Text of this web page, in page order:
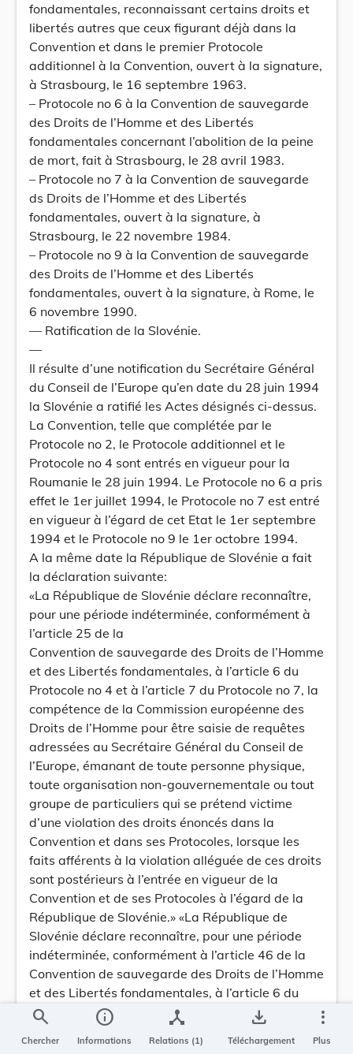
fondamentales, reconnaissant certains droits et
libertés autres que ceux figurant déjà dans la
Convention et dans le premier Protocole
additionnel à la Convention, ouvert à la signature,
à Strasbourg, le 16 septembre 1963.
– Protocole no 6 à la Convention de sauvegarde
des Droits de l’Homme et des Libertés
fondamentales concernant l’abolition de la peine
de mort, fait à Strasbourg, le 28 avril 1983.
– Protocole no 7 à la Convention de sauvegarde
ds Droits de l’Homme et des Libertés
fondamentales, ouvert à la signature, à
Strasbourg, le 22 novembre 1984.
– Protocole no 9 à la Convention de sauvegarde
des Droits de l’Homme et des Libertés
fondamentales, ouvert à la signature, à Rome, le
6 novembre 1990.
— Ratification de la Slovénie.
—
Il résulte d’une notification du Secrétaire Général
du Conseil de l’Europe qu’en date du 28 juin 1994
la Slovénie a ratifié les Actes désignés ci-dessus.
La Convention, telle que complétée par le
Protocole no 2, le Protocole additionnel et le
Protocole no 4 sont entrés en vigueur pour la
Roumanie le 28 juin 1994. Le Protocole no 6 a pris
effet le 1er juillet 1994, le Protocole no 7 est entré
en vigueur à l’égard de cet Etat le 1er septembre
1994 et le Protocole no 9 le 1er octobre 1994.
A la même date la République de Slovénie a fait
la déclaration suivante:
«La République de Slovénie déclare reconnaître,
pour une période indéterminée, conformément à
l’article 25 de la
Convention de sauvegarde des Droits de l’Homme
et des Libertés fondamentales, à l’article 6 du
Protocole no 4 et à l’article 7 du Protocole no 7, la
compétence de la Commission européenne des
Droits de l’Homme pour être saisie de requêtes
adressées au Secrétaire Général du Conseil de
l’Europe, émanant de toute personne physique,
toute organisation non-gouvernementale ou tout
groupe de particuliers qui se prétend victime
d’une violation des droits énoncés dans la
Convention et dans ses Protocoles, lorsque les
faits afférents à la violation alléguée de ces droits
sont postérieurs à l’entrée en vigueur de la
Convention et de ses Protocoles à l’égard de la
République de Slovénie.» «La République de
Slovénie déclare reconnaître, pour une période
indéterminée, conformément à l’article 46 de la
Convention de sauvegarde des Droits de l’Homme
et des Libertés fondamentales, à l’article 6 du
Protocole no 4 et à l’article 7 du Protocole no 7,
comme obligatoire de plein droit et sans
convention spéciale, sous réserve de réciprocité,
search
Chercher
info
Informations
device_hub
Relations (1)
save_alt
Téléchargement
more_vert
Plus